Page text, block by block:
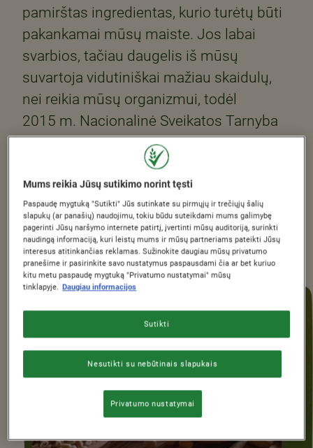
pamirštas ingredientas, kurio turėtų būti
pakankamai mūsų maiste. Jos labai
svarbios, tačiau daugelis iš mūsų
suvartoja vidutiniškai mažiau skaidulų,
nei reikia mūsų organizmui, todėl
2015 m. Nacionalinė Sveikatos Tarnyba
padidino rekomenduojamą paros normą.
Taigi, kas iš tikrųjų yra skaidulos, kam jos
reikalingas ir iš kur jų gauti? Skaitykite
toliau ir sužinokite!
Mums reikia Jūsų sutikimo norint tęsti
Paspaudę mygtuką "Sutikti" Jūs sutinkate su pirmųjų ir trečiųjų šalių
slapukų (ar panašių) naudojimu, tokiu būdu suteikdami mums galimybę
pagerinti Jūsų naršymo internete patirtį, įvertinti mūsų auditoriją, surinkti
naudingą informaciją, kuri leistų mums ir mūsų partneriams pateikti Jūsų
interesus atitinkančias reklamas. Sužinokite daugiau mūsų privatumo
pranešime ir pasirinkite savo nustatymus paspausdami čia ar bet kuriuo
kitu metu paspaudę mygtuką "Privatumo nustatymai" mūsų
tinklapyje. Daugiau informacijos
Nesutikti su nebūtinais slapukais
Sutikti
Privatumo nustatymai